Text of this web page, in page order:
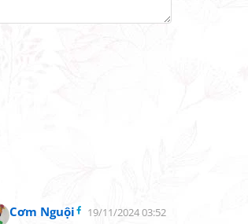
Cơm Nguội
19/11/2024 03:52